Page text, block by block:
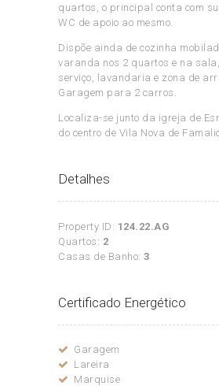
quartos, o principal conta com
WC de apoio ao mesmo.
Dispõe ainda de cozinha
varanda nos 2 quartos e na
serviço, lavandaria e zona de
Garagem para 2 carros.
Localiza-se junto da igreja de
do centro de Vila Nova de
Detalhes
Property ID: 124.22.AG
Quartos: 2
Casas de Banho: 3
Certificado Energético
Garagem
Lareira
Marquise